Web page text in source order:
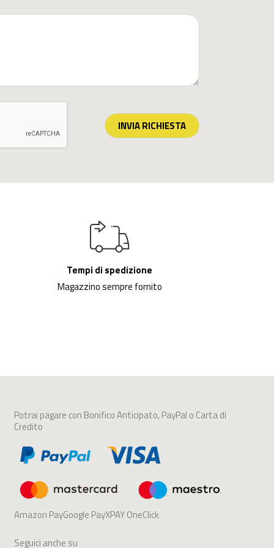
INVIA RICHIESTA
Tempi di spedizione
Magazzino sempre fornito
Potrai pagare con Bonifico Anticipato, PayPal o Carta di
Credito
Amazon PayGoogle PayXPAY OneClick
Seguici anche su